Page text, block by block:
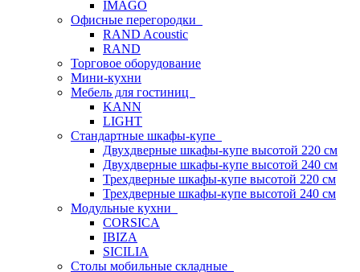
IMAGO
Офисные перегородки
RAND Acoustic
RAND
Торговое оборудование
Мини-кухни
Мебель для гостиниц
KANN
LIGHT
Стандартные шкафы-купе
Двухдверные шкафы-купе высотой 220 см
Двухдверные шкафы-купе высотой 240 см
Трехдверные шкафы-купе высотой 220 см
Трехдверные шкафы-купе высотой 240 см
Модульные кухни
CORSICA
IBIZA
SICILIA
Столы мобильные складные